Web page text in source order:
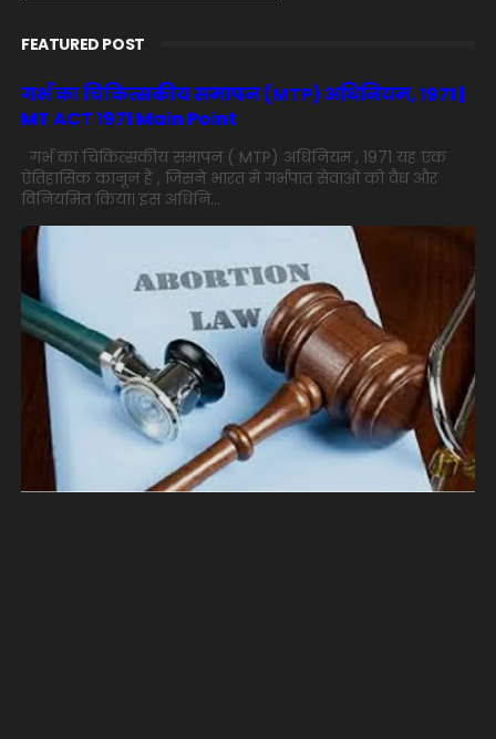
FEATURED POST
गर्भ का चिकित्सकीय समापन (MTP) अधिनियम, 1971 |
MT ACT 1971 Main Point
गर्भ का चिकित्सकीय समापन ( MTP) अधिनियम , 1971 यह एक
ऐतिहासिक कानून है , जिसने भारत में गर्भपात सेवाओं को वैध और
विनियमित किया। इस अधिनि...